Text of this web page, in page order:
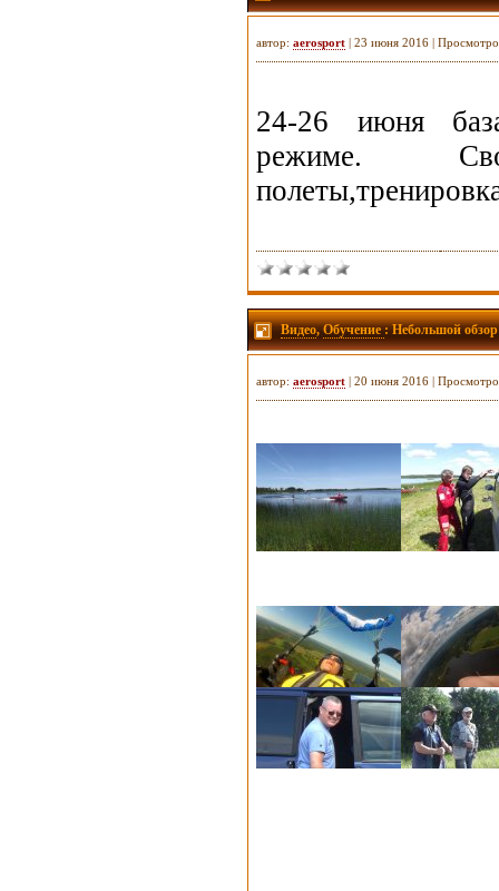
автор: aerosport | 23 июня 2016 |
24-26 июня
режиме.
Видео,Обучение: Небольшой
автор: aerosport | 20 июня 2016 |